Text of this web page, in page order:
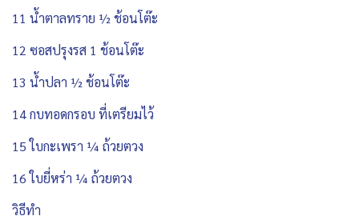
11 น้ำตาลทราย ½ ช้อนโต๊ะ
12 ซอสปรุงรส 1 ช้อนโต๊ะ
13 น้ำปลา ½ ช้อนโต๊ะ
14 กบทอดกรอบ ที่เตรียมไว้
15 ใบกะเพรา ¼ ถ้วยตวง
16 ใบยี่หร่า ¼ ถ้วยตวง
วิธีทำ